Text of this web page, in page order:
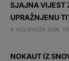
SJAJNA VIJEST
UPRAŽNJENU
4. KOLOVOZA 2026.
NOKAUT IZ